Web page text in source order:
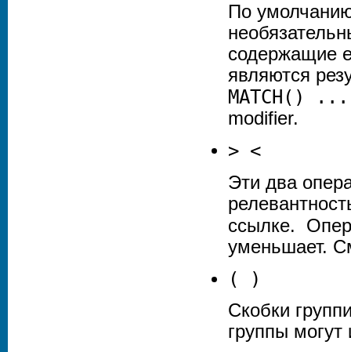
По
содержащие
являются
MATCH() ...
modifier.
> <
Эти два
ссылке.
уменьшает.
( )
Скобки
группы